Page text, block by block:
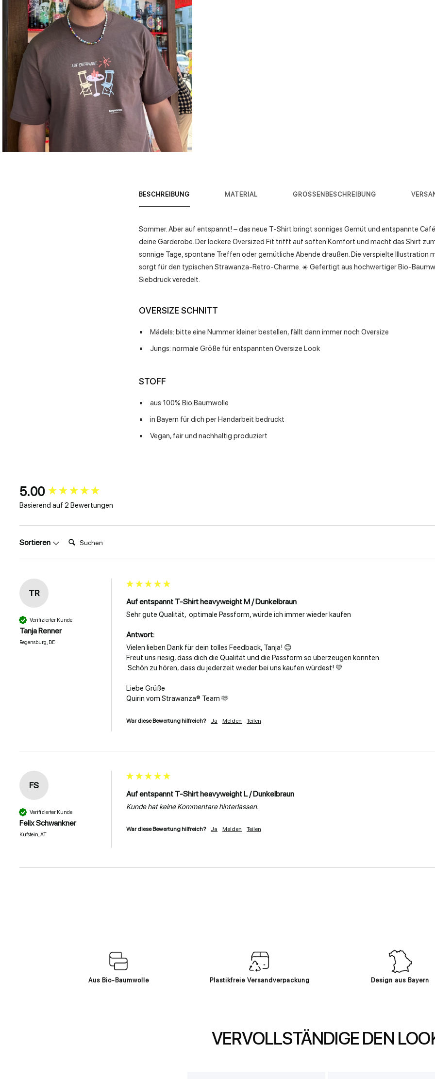
BESCHREIBUNG MATERIAL GRÖSSENBESCHREIBUNG
Sommer. Aber auf entspannt! – das neue T-Shirt bringt sonniges Gemüt und entspannte
deine Garderobe. Der lockere Oversized Fit trifft auf soften Komfort und macht das Shirt
sonnige Tage, spontane Treffen oder gemütliche Abende draußen. Die verspielte Illustration
sorgt für den typischen Strawanza-Retro-Charme. ☀️ Gefertigt aus hochwertiger Bio-
Siebdruck veredelt.
OVERSIZE SCHNITT
Mädels: bitte eine Nummer kleiner bestellen, fällt dann immer noch Oversize
Jungs: normale Größe für entspannten Oversize Look
STOFF
aus 100% Bio Baumwolle
in Bayern für dich per Handarbeit bedruckt
Vegan, fair und nachhaltig produziert
5.00
Basierend auf 2 Bewertungen
Sortieren Suchen:
TR
Verifizierter Kunde
Tanja Renner
Regensburg, DE
Auf entspannt T-Shirt heavyweight M / Dunkelbraun
Sehr gute Qualität,  optimale Passform, würde ich immer wieder kaufen
Antwort:
Vielen lieben Dank für dein tolles Feedback, Tanja! 😊
Freut uns riesig, dass dich die Qualität und die Passform so überzeugen konnten.
Liebe Grüße
Quirin vom Strawanza® Team 🫶
War diese Bewertung hilfreich? Ja Melden Teilen
FS
Verifizierter Kunde
Felix Schwankner
Kufstein, AT
Auf entspannt T-Shirt heavyweight L / Dunkelbraun
Kunde hat keine Kommentare hinterlassen.
War diese Bewertung hilfreich? Ja Melden Teilen
New content loaded
Aus Bio-Baumwolle Plastikfreie Versandverpackung Design aus Bayern
VERVOLLSTÄNDIGE DEN